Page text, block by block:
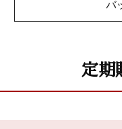
占部賢志（中村学園大学
致知随想
バ
定期